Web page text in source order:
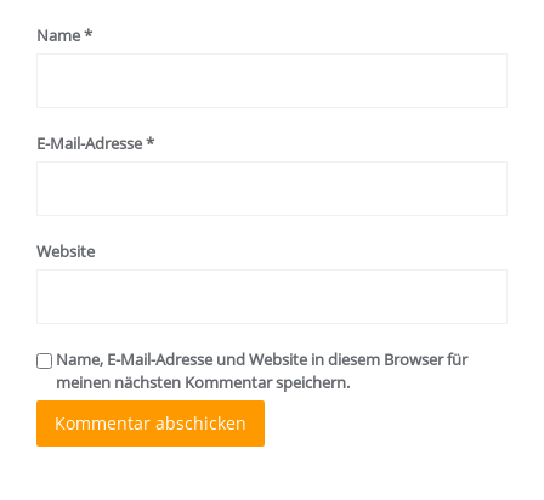
Name*
E-Mail-Adresse*
Website
Name, E-Mail-Adresse und Website in diesem Browser für
meinen nächsten Kommentar speichern.